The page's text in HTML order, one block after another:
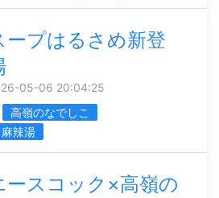
ープはるさめ新登
05-06 20:04:25
高嶺のなでしこ
麻辣湯
ースコック×高嶺の